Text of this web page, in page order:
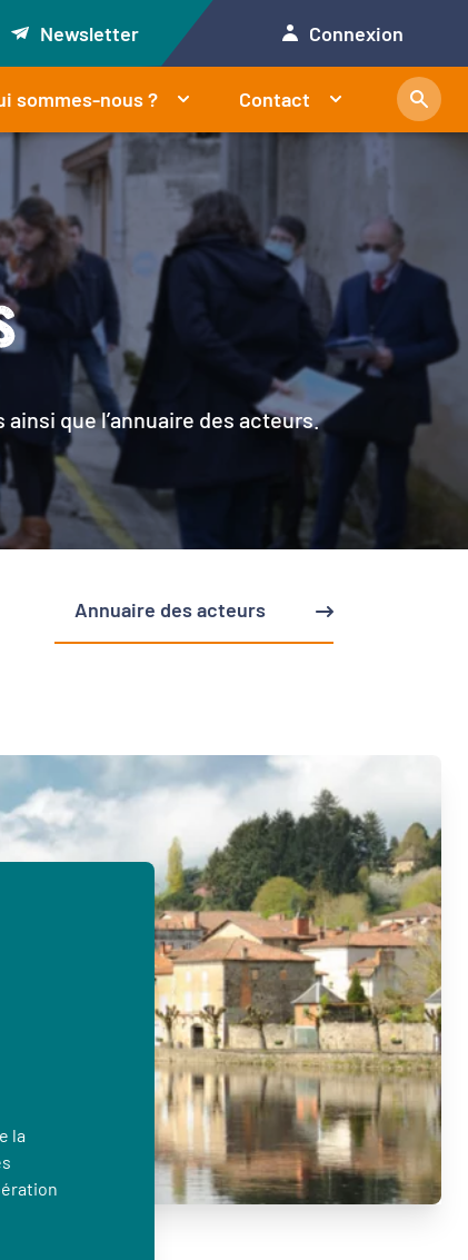
Newsletter Connexion
sommes-nous ? Contact
que l’annuaire des acteurs.
Annuaire des acteurs
la